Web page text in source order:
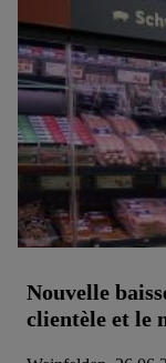
Nouvelle
clientèle et le